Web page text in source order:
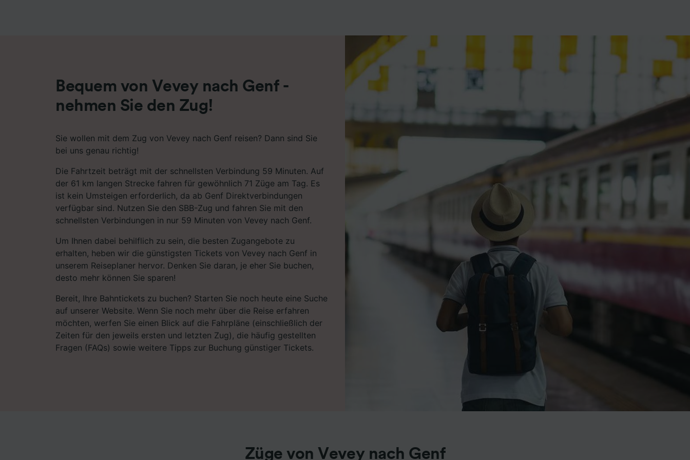
Bequem von Vevey nach Genf -
nehmen Sie den Zug!
Sie wollen mit dem Zug von Vevey nach Genf reisen? Dann sind Sie
bei uns genau richtig!
Die Fahrtzeit beträgt mit der schnellsten Verbindung 59 Minuten. Auf
der 61 km langen Strecke fahren für gewöhnlich 71 Züge am Tag. Es
ist kein Umsteigen erforderlich, da ab Genf Direktverbindungen
verfügbar sind. Nutzen Sie den SBB-Zug und fahren Sie mit den
schnellsten Verbindungen in nur 59 Minuten von Vevey nach Genf.
Um Ihnen dabei behilflich zu sein, die besten Zugangebote zu
erhalten, heben wir die günstigsten Tickets von Vevey nach Genf in
unserem Reiseplaner hervor. Denken Sie daran, je eher Sie buchen,
desto mehr können Sie sparen!
Bereit, Ihre Bahntickets zu buchen? Starten Sie noch heute eine Suche
auf unserer Website. Wenn Sie noch mehr über die Reise erfahren
möchten, werfen Sie einen Blick auf die Fahrpläne (einschließlich der
Zeiten für den jeweils ersten und letzten Zug), die häufig gestellten
Fragen (FAQs) sowie weitere Tipps zur Buchung günstiger Tickets.
Züge von Vevey nach Genf